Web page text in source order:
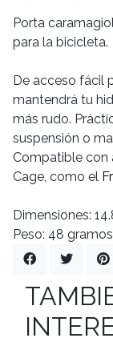
Porta
para la bicicleta.
De acceso fácil
mantendrá tu
más rudo.
suspensión o
Compatible con
Cage, como el
Dimensiones:
Peso: 48 gramos